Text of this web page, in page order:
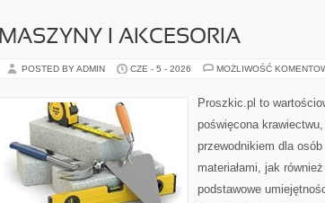
MASZYNY I AKCESORIA
POSTED BY ADMIN CZE - 5 - 2026 MOŻLIWOŚĆ
Proszkic.pl to
poświęcona
przewodnikiem dla
materiałami, jak
podstawowe